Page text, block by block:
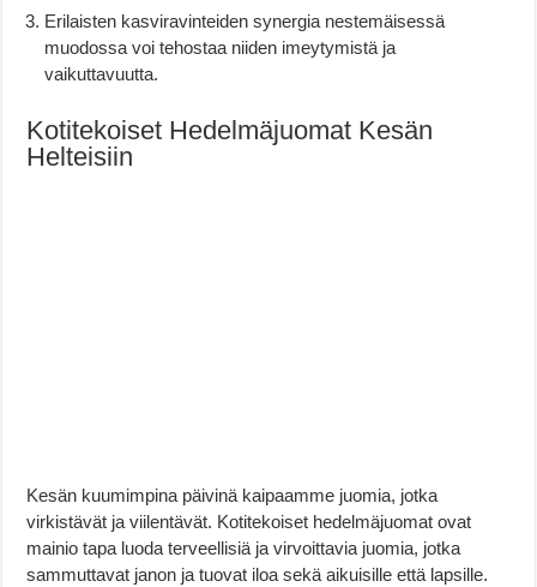
Erilaisten kasviravinteiden synergia nestemäisessä
muodossa voi tehostaa niiden imeytymistä ja
vaikuttavuutta.
Kotitekoiset Hedelmäjuomat Kesän
Helteisiin
Kesän kuumimpina päivinä kaipaamme juomia, jotka
virkistävät ja viilentävät. Kotitekoiset hedelmäjuomat ovat
mainio tapa luoda terveellisiä ja virvoittavia juomia, jotka
sammuttavat janon ja tuovat iloa sekä aikuisille että lapsille.